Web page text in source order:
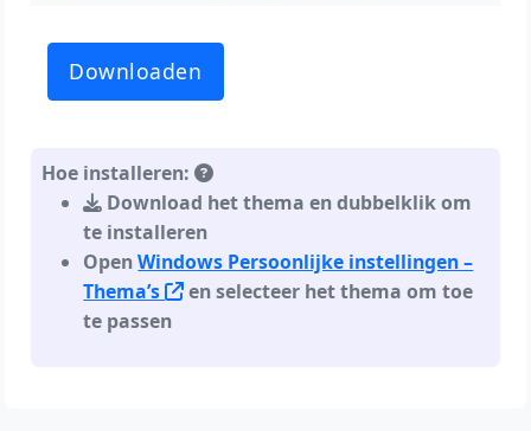
Downloaden
Hoe installeren:
Download het thema en dubbelklik om
te installeren
OpenWindows Persoonlijke instellingen –
Thema’s
en selecteer het thema om toe
te passen